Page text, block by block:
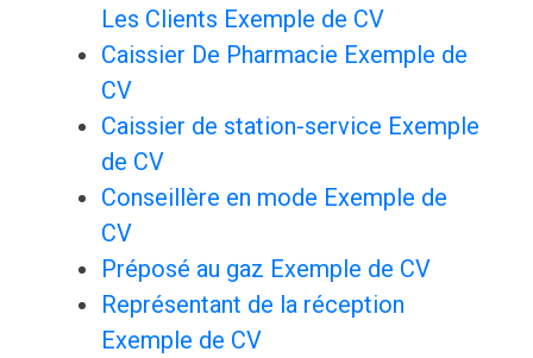
Les Clients Exemple de CV
Caissier De Pharmacie Exemple de
CV
Caissier de station-service Exemple
de CV
Conseillère en mode Exemple de
CV
Préposé au gaz Exemple de CV
Représentant de la réception
Exemple de CV